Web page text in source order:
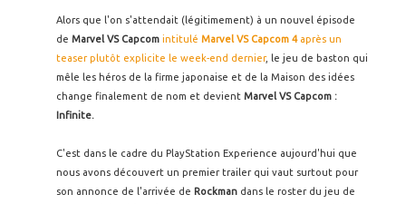
Alors que l'on s'attendait (légitimement) à un nouvel épisode
de Marvel VS Capcom intitulé Marvel VS Capcom 4 après un
teaser plutôt explicite le week-end dernier, le jeu de baston qui
mêle les héros de la firme japonaise et de la Maison des idées
change finalement de nom et devient Marvel VS Capcom :
Infinite.
C'est dans le cadre du PlayStation Experience aujourd'hui que
nous avons découvert un premier trailer qui vaut surtout pour
son annonce de l'arrivée de Rockman dans le roster du jeu de